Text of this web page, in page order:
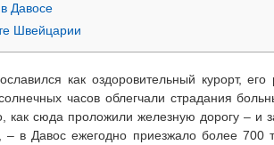
Давосе
Швейцарии
как оздоровительный курорт,
часов облегчали страдания
как сюда проложили железную дорогу – и
– в Давос ежегодно приезжало более 700